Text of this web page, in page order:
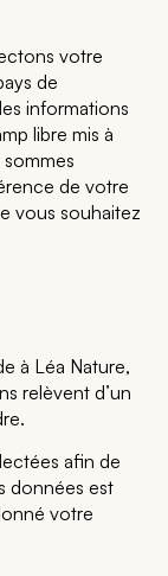
votre
de
informations
libre mis à
de votre
vous souhaitez
à Léa Nature,
relèvent d’un
afin de
données est
votre